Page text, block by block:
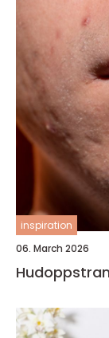
inspiration
06. March 2026